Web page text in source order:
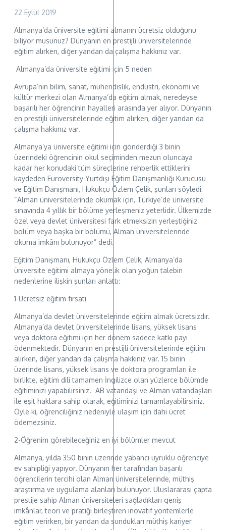
22 Eylül 2019
Almanya’da üniversite eğitimi almanın ücretsiz olduğunu
biliyor musunuz? Dünyanın en prestijli üniversitelerinde
eğitim alırken, diğer yandan da çalışma hakkınız var.
Almanya’da üniversite eğitimi için 5 neden
Avrupa’nın bilim, sanat, mühendislik, endüstri, ekonomi ve
kültür merkezi olan Almanya’da eğitim almak, neredeyse
başarılı her öğrencinin hayalleri arasında yer alıyor. Dünyanın
en prestijli üniversitelerinde eğitim alırken, diğer yandan da
çalışma hakkınız var.
Almanya’ya üniversite eğitimi için gönderdiği 3 binin
üzerindeki öğrencinin okul seçiminden mezun oluncaya
kadar her konudaki tüm süreçlerine rehberlik ettiklerini
kaydeden Euroversity Yurtdışı Eğitim Danışmanlığı Kurucusu
ve Eğitim Danışmanı, Hukukçu Özlem Çelik, şunları söyledi:
“Alman üniversitelerinde okumak için, Türkiye’de üniversite
sınavında 4 yıllık bir bölüme yerleşmeniz yeterlidir. Ülkemizde
özel veya devlet üniversitesi fark etmeksizin yerleştiğiniz
bölüm veya başka bir bölümü, Alman üniversitelerinde
okuma imkânı bulunuyor” dedi.
Eğitim Danışmanı, Hukukçu Özlem Çelik, Almanya’da
üniversite eğitimi almaya yönelik olan yoğun talebin
nedenlerine ilişkin şunları anlattı:
1-Ücretsiz eğitim fırsatı
Almanya’da devlet üniversitelerinde eğitim almak ücretsizdir.
Almanya’da devlet üniversitelerinde lisans, yüksek lisans
veya doktora eğitimi için her dönem sadece katkı payı
ödenmektedir. Dünyanın en prestijli üniversitelerinde eğitim
alırken, diğer yandan da çalışma hakkınız var. 15 binin
üzerinde lisans, yüksek lisans ve doktora programları ile
birlikte, eğitim dili tamamen İngilizce olan yüzlerce bölümde
eğitiminizi yapabilirsiniz. AB vatandaşı ve Alman vatandaşları
ile eşit haklara sahip olarak, eğitiminizi tamamlayabilirsiniz.
Öyle ki, öğrenciliğiniz nedeniyle ulaşım için dahi ücret
ödemezsiniz.
2-Öğrenim görebileceğiniz en iyi bölümler mevcut
Almanya, yılda 350 binin üzerinde yabancı uyruklu öğrenciye
ev sahipliği yapıyor. Dünyanın her tarafından başarılı
öğrencilerin tercihi olan Alman üniversitelerinde, müthiş
araştırma ve uygulama alanları bulunuyor. Uluslararası çapta
prestije sahip Alman üniversiteleri sağladıkları geniş
imkânlar, teori ve pratiği birleştiren inovatif yöntemlerle
eğitim verirken, bir yandan da sundukları müthiş kariyer